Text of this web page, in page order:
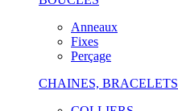
Anneaux
Fixes
Perçage
CHAINES,